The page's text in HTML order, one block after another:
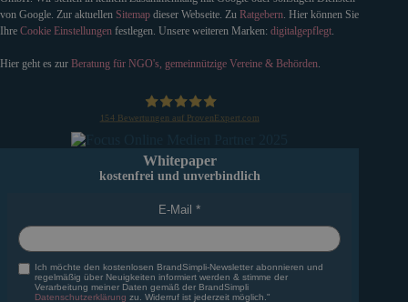
von Google. Zur aktuellen Sitemap dieser Webseite. Zu Ratgebern . Hier können Sie
Ihre Cookie Einstellungen festlegen. Unsere weiteren Marken: digitalgepflegt
Hier geht es zur Beratung für NGO's, gemeinnützige Vereine & Behörden
154 Bewertungen auf ProvenExpert.com
Whitepaper
kostenfrei und unverbindlich
E-Mail
Ich möchte den kostenlosen BrandSimpli-Newsletter abonnieren und
regelmäßig über Neuigkeiten informiert werden & stimme der
Verarbeitung meiner Daten gemäß der BrandSimpli
Datenschutzerklärung zu. Widerruf ist jederzeit möglich."